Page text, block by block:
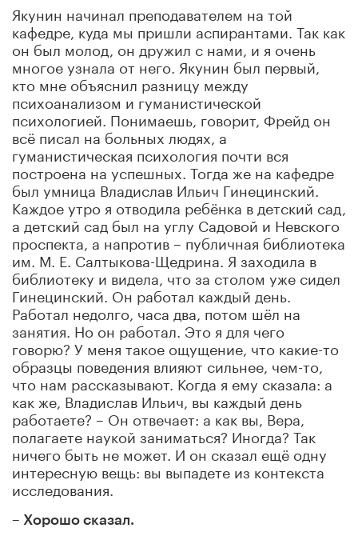
Якунин начинал преподавателем на той
кафедре, куда мы пришли аспирантами. Так как
он был молод, он дружил с нами, и я очень
многое узнала от него. Якунин был первый,
кто мне объяснил разницу между
психоанализом и гуманистической
психологией. Понимаешь, говорит, Фрейд он
всё писал на больных людях, а
гуманистическая психология почти вся
построена на успешных. Тогда же на кафедре
был умница Владислав Ильич Гинецинский.
Каждое утро я отводила ребёнка в детский сад,
а детский сад был на углу Садовой и Невского
проспекта, а напротив – публичная библиотека
им. М. Е. Салтыкова-Щедрина. Я заходила в
библиотеку и видела, что за столом уже сидел
Гинецинский. Он работал каждый день.
Работал недолго, часа два, потом шёл на
занятия. Но он работал. Это я для чего
говорю? У меня такое ощущение, что какие-то
образцы поведения влияют сильнее, чем-то,
что нам рассказывают. Когда я ему сказала: а
как же, Владислав Ильич, вы каждый день
работаете? – Он отвечает: а как вы, Вера,
полагаете наукой заниматься? Иногда? Так
ничего быть не может. И он сказал ещё одну
интересную вещь: вы выпадете из контекста
исследования.
– Хорошо сказал.